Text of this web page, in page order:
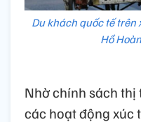
Du khách quốc tế trên
Hồ
Nhờ chính sách
các hoạt động xúc